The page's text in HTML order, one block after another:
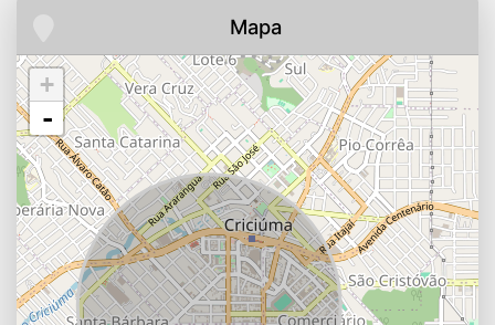
Mapa
+
-